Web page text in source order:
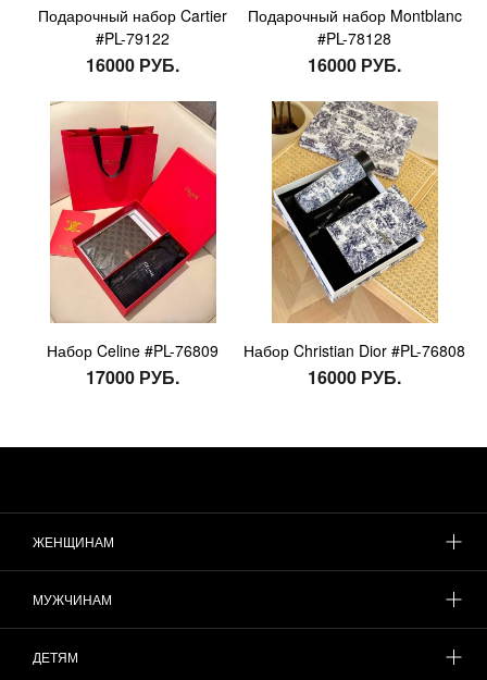
Подарочный набор Cartier
#PL-79122
16000 РУБ.
Подарочный набор Montblanc
#PL-78128
16000 РУБ.
Набор Celine #PL-76809
17000 РУБ.
Набор Christian Dior #PL-76808
16000 РУБ.
ЖЕНЩИНАМ
МУЖЧИНАМ
ДЕТЯМ